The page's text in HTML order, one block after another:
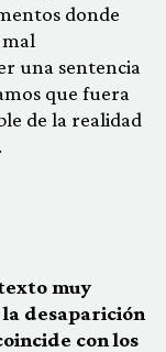
donde
una sentencia
que fuera
de la realidad
muy
desaparición
con los